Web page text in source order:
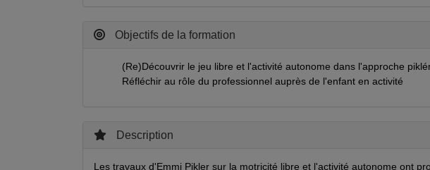
Objectifs de la formation
(Re)Découvrir le jeu libre et l'activité autonome dans l'approche
Réfléchir au rôle du professionnel auprès de l'enfant en activité
Description
Les travaux d'Emmi Pikler sur la motricité libre et l'activité autonome ont